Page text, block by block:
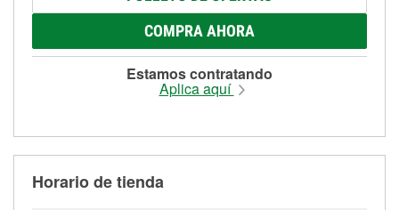
COMPRA AHORA
Estamos contratando
Aplica aquí
Horario de tienda